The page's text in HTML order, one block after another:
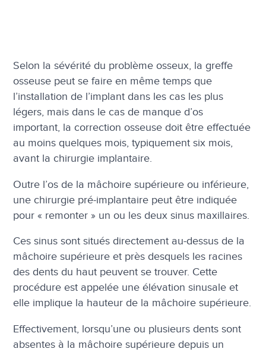
Selon la sévérité du problème osseux, la greffe
osseuse peut se faire en même temps que
l’installation de l’implant dans les cas les plus
légers, mais dans le cas de manque d’os
important, la correction osseuse doit être effectuée
au moins quelques mois, typiquement six mois,
avant la chirurgie implantaire.
Outre l’os de la mâchoire supérieure ou inférieure,
une chirurgie pré-implantaire peut être indiquée
pour « remonter » un ou les deux sinus maxillaires.
Ces sinus sont situés directement au-dessus de la
mâchoire supérieure et près desquels les racines
des dents du haut peuvent se trouver. Cette
procédure est appelée une élévation sinusale et
elle implique la hauteur de la mâchoire supérieure.
Effectivement, lorsqu’une ou plusieurs dents sont
absentes à la mâchoire supérieure depuis un